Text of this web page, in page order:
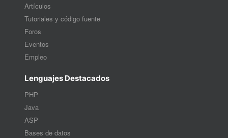
Artículos
Tutoriales y código fuente
Foros
Eventos
Empleo
Lenguajes Destacados
PHP
Java
ASP
Bases de datos